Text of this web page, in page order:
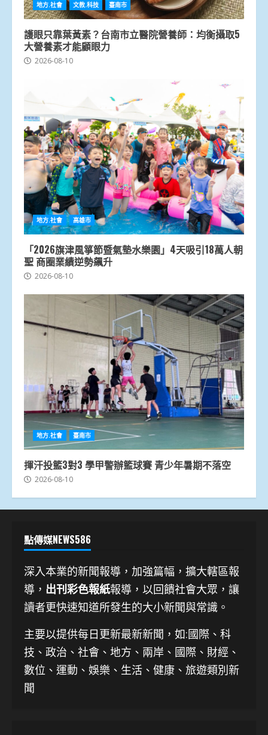
地方.社會 文教.科技 臺南市
護眼只靠葉黃素？台南市立醫院營養師：均衡攝取5
大營養素才能顧眼力
2026-08-10
地方.社會 高雄市
「2026旗津風箏節暨氣墊水樂園」4天吸引18萬人朝
聖 商圈業績逆勢飆升
2026-08-10
地方.社會 臺南市
揮汗投籃3對3 學甲警辦籃球賽 青少年暑期不落空
2026-08-10
點傳媒NEWS586
深入本業的新聞報導，加強篇幅，擴大轄區報
導， 出刊彩色報紙報導，以回饋社會大眾，讓
讀者更快速知道所發生的大小新聞與常識。
主要以提供每日更新最新新聞 ，如:國際、科
技、 政治、社會、地方、兩岸、國際、財經、
數位、運動、娛樂、生活、健康、旅遊類別新
聞